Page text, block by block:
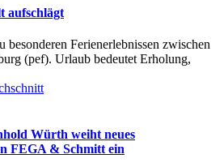
aufschlägt
Ferienerlebnissen zwischen
(pef). Urlaub bedeutet Erholung,
Würth weiht neues
FEGA & Schmitt ein